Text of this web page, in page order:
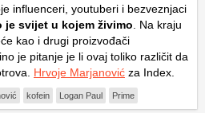
influenceri, youtuberi i bezveznjaci
je svijet u kojem živimo . Na kraju
kao i drugi proizvođači
je pitanje je li ovaj toliko različit da
Hrvoje Marjanović za Index.
kofein Logan Paul Prime